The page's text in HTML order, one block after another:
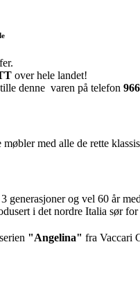
over hele landet!
denne varen på telefon
møbler med alle de rette
generasjoner og vel 60 år
i det nordre Italia sør
"Angelina" fra Vaccari